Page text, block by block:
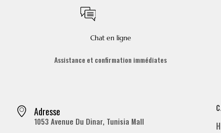
Chat en ligne
Assistance et confirmation immédiates
Adresse
1053 Avenue Du Dinar, Tunisia Mall